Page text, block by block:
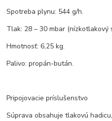
Spotreba plynu: 544 g/h.
Tlak: 28 – 30 mbar (nízkotlakový
Hmotnosť: 6,25 kg.
Palivo: propán-bután.
Pripojovacie príslušenstvo
Súprava obsahuje tlakovú